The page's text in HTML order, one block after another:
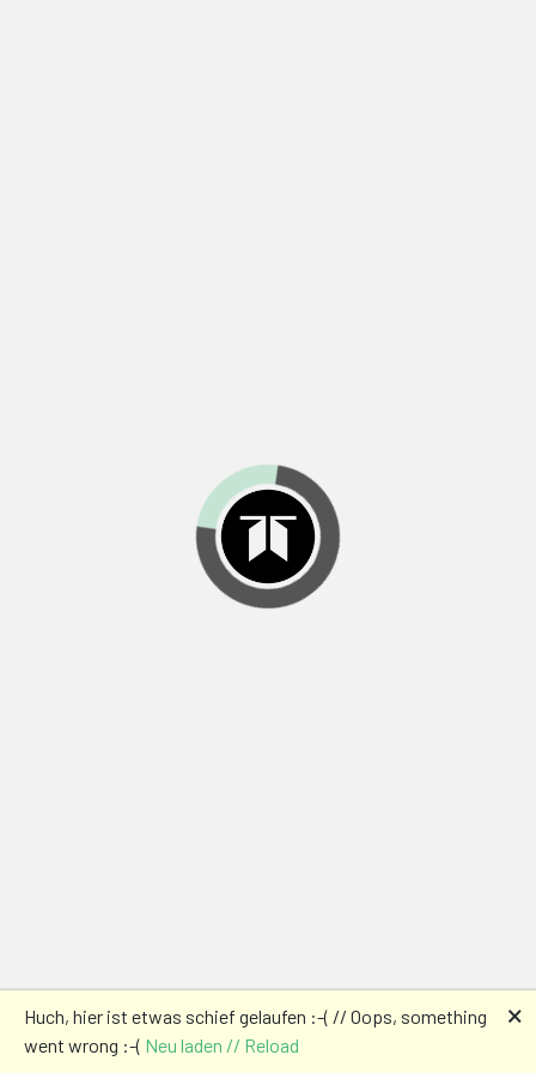
Huch, hier ist etwas schief gelaufen :-( // Oops, something
went wrong :-( Neu laden // Reload
🗙